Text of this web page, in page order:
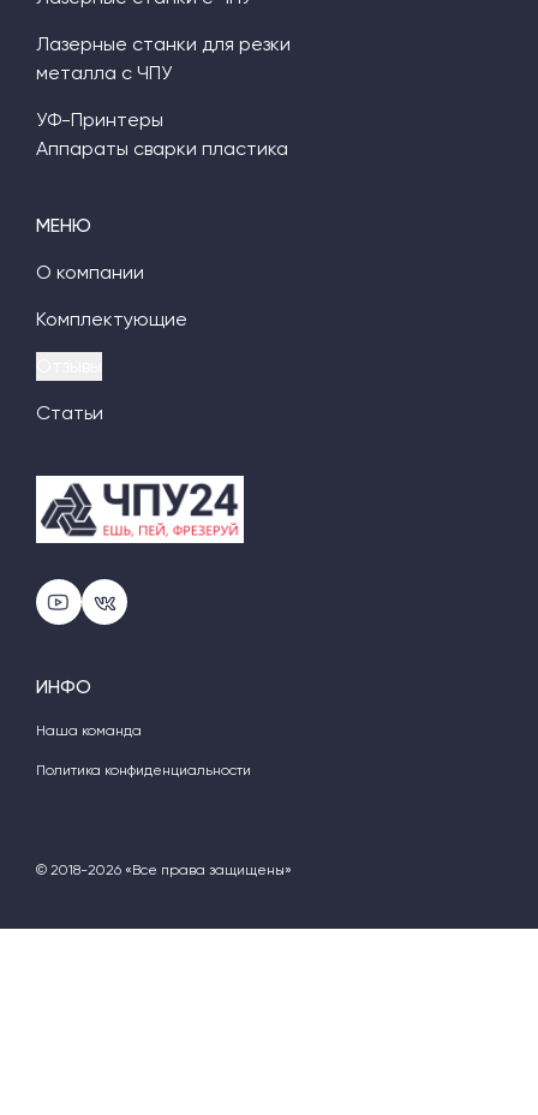
МЕНЮ
О компании
Комплектующие
Статьи
Лазерные станки для резки
металла с ЧПУ
УФ-Принтеры
Аппараты сварки пластика
ИНФО
Наша команда
Политика конфиденциальности
© 2018-2026 «Все права защищены»